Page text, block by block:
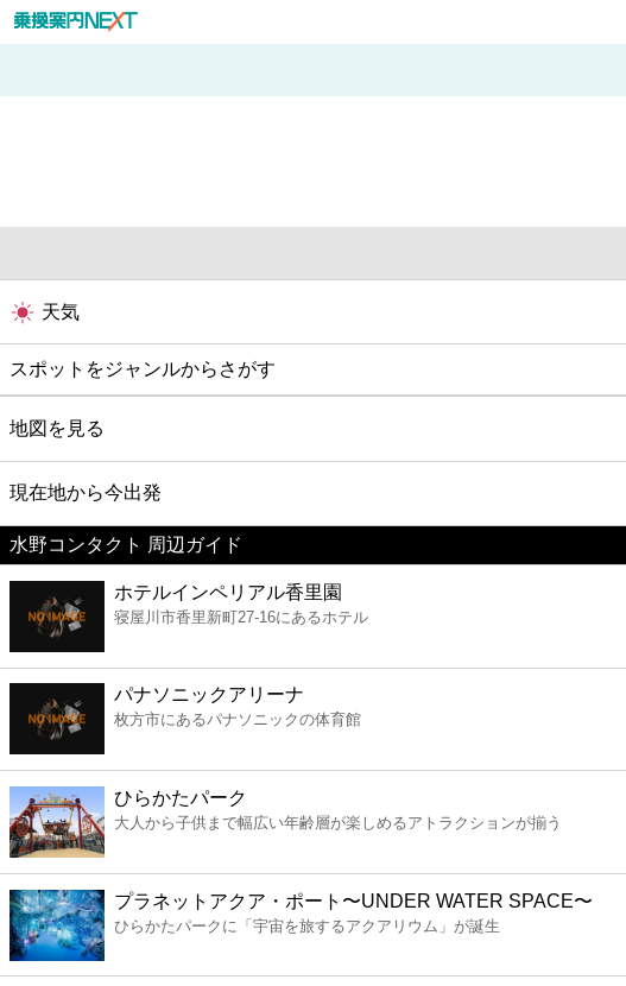
天気
スポットをジャンルからさがす
グルメ
映画
美容
コンビニ
薬局
スーパー
エンタメ
レジャー
書店
地図を見る
現在地から今出発
水野コンタクト 周辺ガイド
ホテルインペリアル香里園
寝屋川市香里新町27-16にあるホテル
パナソニックアリーナ
枚方市にあるパナソニックの体育館
ひらかたパーク
大人から子供まで幅広い年齢層が楽しめるアトラクションが揃う
プラネットアクア・ポート〜UNDER WATER SPACE〜
ひらかたパークに「宇宙を旅するアクアリウム」が誕生